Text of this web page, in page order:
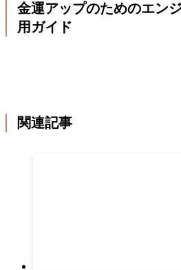
金運アップのためのエン
用ガイド
関連記事